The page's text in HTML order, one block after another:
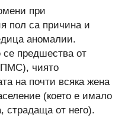
при
пол са причина и
аномалии.
предшества от
чиято
на почти всяка жена
(което е имало
страдаща от него).